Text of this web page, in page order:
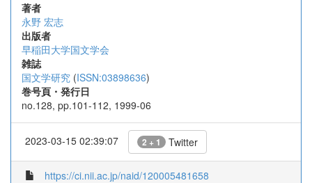
著者
永野 宏志
出版者
早稲田大学国文学会
雑誌
国文学研究 (ISSN:03898636)
巻号頁・発行日
no.128, pp.101-112, 1999-06
2023-03-15 02:39:07 2 + 1 Twitter
https://ci.nii.ac.jp/naid/120005481658